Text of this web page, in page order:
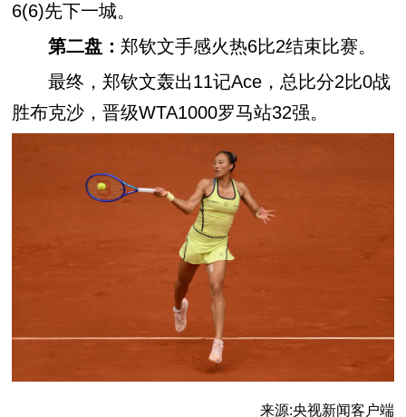
6(6)先下一城。
第二盘：郑钦文手感火热6比2结束比赛。
最终，郑钦文轰出11记Ace，总比分2比0战
胜布克沙，晋级WTA1000罗马站32强。
来源:央视新闻客户端